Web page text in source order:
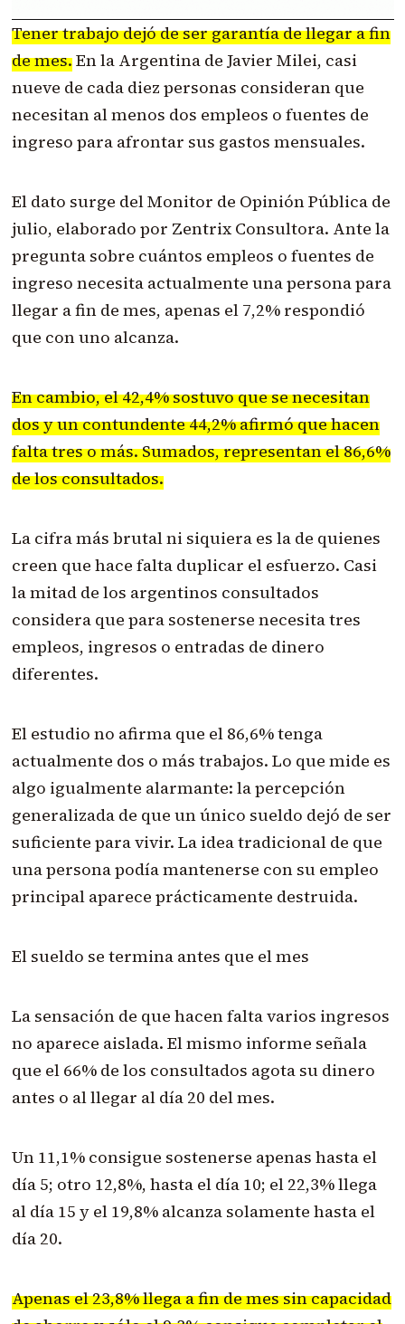
Tener trabajo dejó de ser garantía de llegar a fin
de mes.En la Argentina de Javier Milei, casi
nueve de cada diez personas consideran que
necesitan al menos dos empleos o fuentes de
ingreso para afrontar sus gastos mensuales.
El dato surge del Monitor de Opinión Pública de
julio, elaborado por Zentrix Consultora. Ante la
pregunta sobre cuántos empleos o fuentes de
ingreso necesita actualmente una persona para
llegar a fin de mes, apenas el 7,2% respondió
que con uno alcanza.
En cambio, el 42,4% sostuvo que se necesitan
dos y un contundente 44,2% afirmó que hacen
falta tres o más. Sumados, representan el 86,6%
de los consultados.
La cifra más brutal ni siquiera es la de quienes
creen que hace falta duplicar el esfuerzo. Casi
la mitad de los argentinos consultados
considera que para sostenerse necesita tres
empleos, ingresos o entradas de dinero
diferentes.
El estudio no afirma que el 86,6% tenga
actualmente dos o más trabajos. Lo que mide es
algo igualmente alarmante: la percepción
generalizada de que un único sueldo dejó de ser
suficiente para vivir. La idea tradicional de que
una persona podía mantenerse con su empleo
principal aparece prácticamente destruida.
El sueldo se termina antes que el mes
La sensación de que hacen falta varios ingresos
no aparece aislada. El mismo informe señala
que el 66% de los consultados agota su dinero
antes o al llegar al día 20 del mes.
Un 11,1% consigue sostenerse apenas hasta el
día 5; otro 12,8%, hasta el día 10; el 22,3% llega
al día 15 y el 19,8% alcanza solamente hasta el
día 20.
Apenas el 23,8% llega a fin de mes sin capacidad